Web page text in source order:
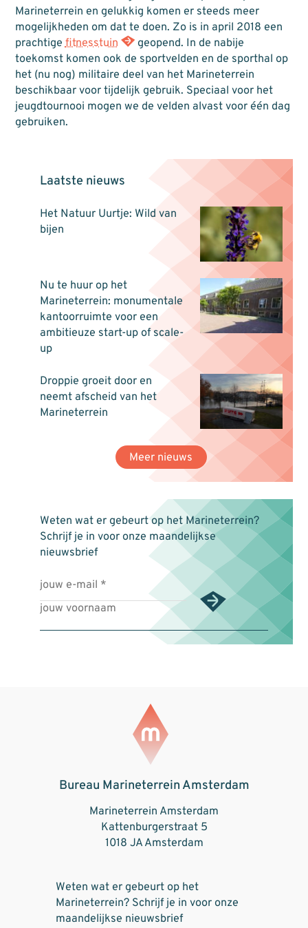
Marineterrein en gelukkig komen er steeds meer
mogelijkheden om dat te doen. Zo is in april 2018 een
prachtigefitnesstuin
geopend. In de nabije
toekomst komen ook de sportvelden en de sporthal op
het (nu nog) militaire deel van het Marineterrein
beschikbaar voor tijdelijk gebruik. Speciaal voor het
jeugdtournooi mogen we de velden alvast voor één dag
gebruiken.
Laatste nieuws
Het Natuur Uurtje: Wild van
bijen
Nu te huur op het
Marineterrein: monumentale
kantoorruimte voor een
ambitieuze start-up of scale-
up
Droppie groeit door en
neemt afscheid van het
Marineterrein
Meer nieuws
Weten wat er gebeurt op het Marineterrein?
Schrijf je in voor onze maandelijkse
nieuwsbrief
Bureau Marineterrein Amsterdam
Marineterrein Amsterdam
Kattenburgerstraat 5
1018 JA Amsterdam
Weten wat er gebeurt op het
Marineterrein? Schrijf je in voor onze
maandelijkse nieuwsbrief